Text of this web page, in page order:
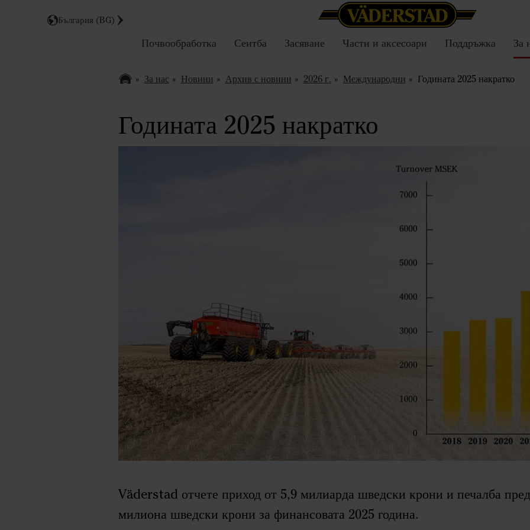
България (BG)
Почвообработка Сеитба Засяване Части и аксесоари Поддръжка За
За нас Новини Архив с новини 2026 г. Международни Годината 2025 накратко
Годината 2025 накратко
Väderstad отчете приход от 5,9 милиарда шведски крони и печалба
милиона шведски крони за финансовата 2025 година.